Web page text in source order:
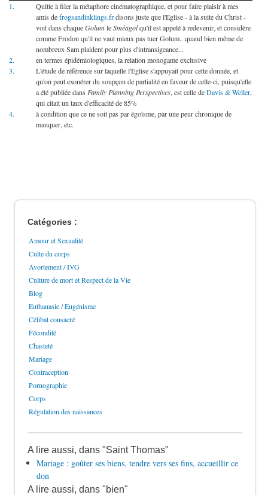
1.
Quitte à filer la métaphore cinématographique, et pour faire plaisir à mes
amis defrogsandinklings.frdisons juste que l'Eglise - à la suite du Christ -
voit dans chaqueGolumleSméagolqu'il est appelé à redevenir, et considère
comme Frodon qu'il ne vaut mieux pas tuer Golum.. quand bien même de
nombreux Sam plaident pour plus d'intransigeance...
2.
en termes épidémiologiques, la relation monogame exclusive
3.
L'étude de référence sur laquelle l'Eglise s'appuyait pour cette donnée, et
qu'on peut exonérer du soupçon de partialité en faveur de celle-ci, puisqu'elle
a été publiée dans Family Planning Perspectives, est celle deDavis & Weller,
qui citait un taux d'efficacité de 85%
4.
à condition que ce ne soit pas par égoïsme, par une peur chronique de
manquer, etc.
Catégories :
Amour et Sexualité
Culte du corps
Avortement / IVG
Culture de mort et Respect de la Vie
Blog
Euthanasie / Eugénisme
Célibat consacré
Fécondité
Chasteté
Mariage
Contraception
Pornographie
Corps
Régulation des naissances
A lire aussi, dans "Saint Thomas"
Mariage : goûter ses biens, tendre vers ses fins, accueillir ce
don
A lire aussi, dans "bien"